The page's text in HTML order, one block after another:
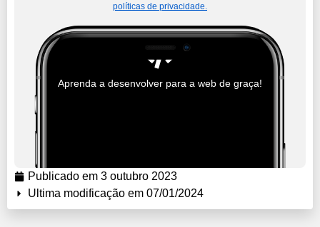
Aprenda a desenvolver para a web de graça!
políticas de privacidade.
Publicado em 3 outubro 2023
Ultima modificação em 07/01/2024